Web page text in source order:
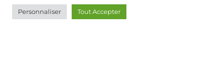
Teich, Cap Ferret, Libourne, Lormont,
Marmande,
Parempuyre, Pessac,
Personnaliser Tout Accepter